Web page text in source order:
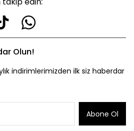
Olun!
indirimlerimizden ilk siz haberdar
Abone Ol